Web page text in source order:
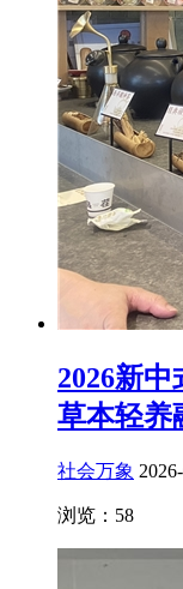
2026新
草本轻养
社会万象
浏览：58